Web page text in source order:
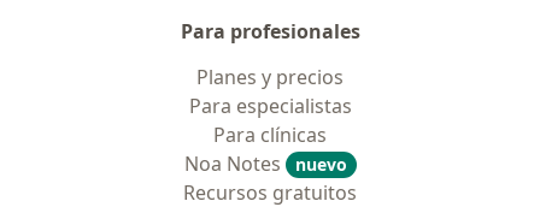
Para profesionales
Planes y precios
Para especialistas
Para clínicas
Noa Notes
nuevo
Recursos gratuitos